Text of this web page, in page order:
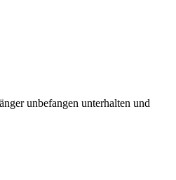
unbefangen unterhalten und